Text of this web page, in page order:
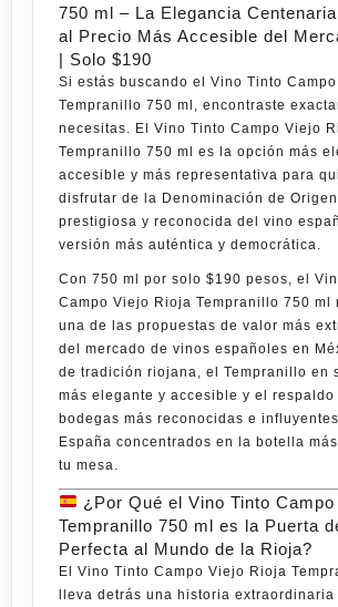
750 ml – La Elegancia
al Precio Más Accesible del
| Solo $190
Si estás buscando el Vino Tinto
Tempranillo 750 ml
, encontraste
necesitas. El Vino Tinto Campo Viejo
Tempranillo 750 ml es la opción más
accesible y más representativa para
disfrutar de la Denominación de
prestigiosa y reconocida del vino
versión más auténtica y democrática.
Con 750 ml por solo $190 pesos , el
Campo Viejo Rioja Tempranillo 750 ml
una de las propuestas de valor más
del mercado de vinos españoles en
de tradición riojana, el Tempranillo en
más elegante y accesible y el
bodegas más reconocidas e
España concentrados en la botella
tu mesa.
¿Por Qué el Vino Tinto
Tempranillo 750 ml es la Puerta
Perfecta al Mundo de la Rioja?
El Vino Tinto Campo Viejo Rioja
lleva detrás una historia extraordinaria